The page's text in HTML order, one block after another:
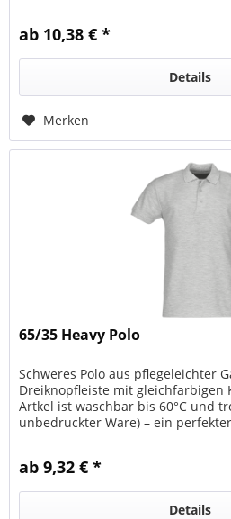
ab 10,38 € *
Details
Merken
65/35 Heavy Polo
Schweres Polo aus pflegeleichter
Dreiknopfleiste mit gleichfarbigen
Artkel ist waschbar bis 60°C und
unbedruckter Ware) – ein
ab 9,32 € *
Details